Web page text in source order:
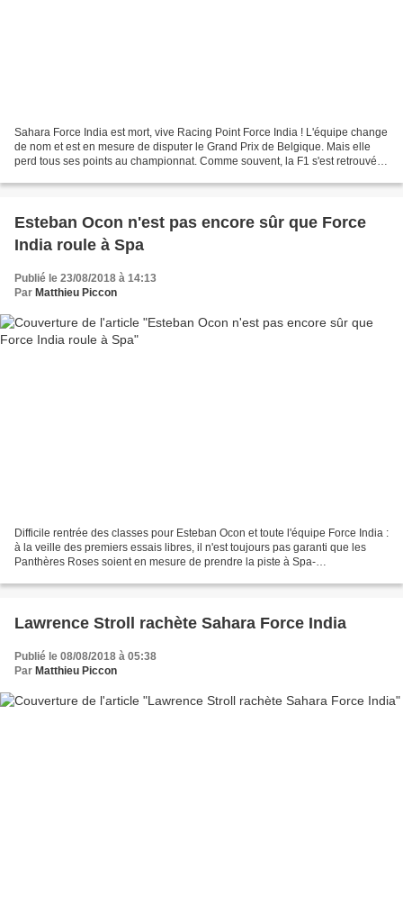
Sahara Force India est mort, vive Racing Point Force India ! L'équipe change
de nom et est en mesure de disputer le Grand Prix de Belgique. Mais elle
perd tous ses points au championnat. Comme souvent, la F1 s'est retrouvée
Esteban Ocon n'est pas encore sûr que Force
India roule à Spa
Publié le 23/08/2018 à 14:13
Par Matthieu Piccon
Difficile rentrée des classes pour Esteban Ocon et toute l'équipe Force India :
à la veille des premiers essais libres, il n'est toujours pas garanti que les
Panthères Roses soient en mesure de prendre la piste à Spa-
Lawrence Stroll rachète Sahara Force India
Publié le 08/08/2018 à 05:38
Par Matthieu Piccon